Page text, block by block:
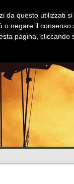
da questo utilizzati
o negare il
pagina,